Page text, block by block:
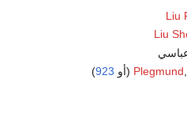
Liu
Liu
Plegmund (أو 923
)